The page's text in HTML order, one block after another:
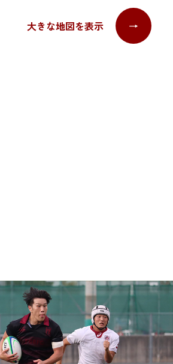
大きな地図を表示 →